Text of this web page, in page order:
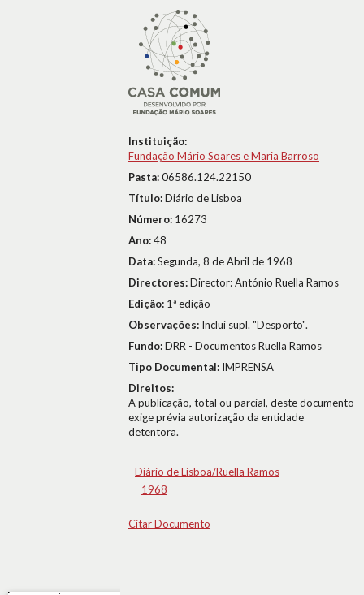
Instituição:
Fundação Mário Soares e Maria Barroso
Pasta:06586.124.22150
Título:Diário de Lisboa
Número: 16273
Ano:48
Data:Segunda, 8 de Abril de 1968
Directores:Director: António Ruella Ramos
Edição: 1ª edição
Observações: Inclui supl. "Desporto".
Fundo:DRR - Documentos Ruella Ramos
Tipo Documental: IMPRENSA
Direitos:
A publicação, total ou parcial, deste documento
exige prévia autorização da entidade
detentora.
Diário de Lisboa/Ruella Ramos
1968
Citar Documento